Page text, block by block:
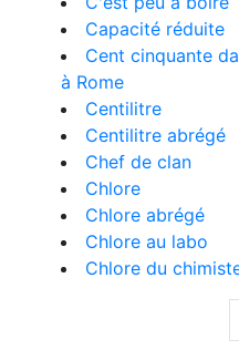
Capacité réduite
Cent cinquante
à Rome
Centilitre
Centilitre abrégé
Chef de clan
Chlore
Chlore abrégé
Chlore au labo
Chlore du